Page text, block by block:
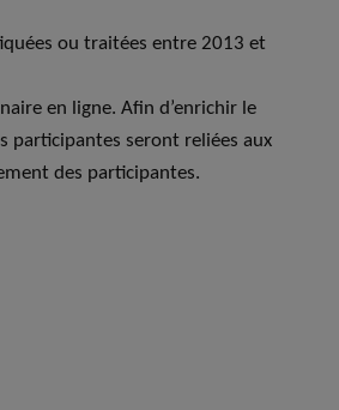
ou traitées entre 2013 et
en ligne. Afin d’enrichir le
participantes seront reliées aux
des participantes.